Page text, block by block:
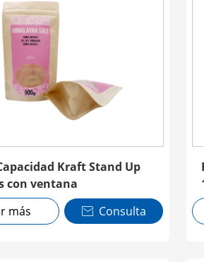
Kraft Stand Up
con ventana
más
 Consulta